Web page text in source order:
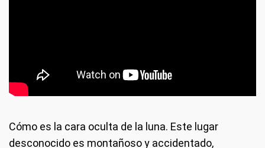
Cómo es la cara oculta de la luna. Este lugar
desconocido es montañoso y accidentado,